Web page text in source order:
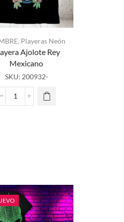
o
negra
, Playeras Neón
Ajolote Rey
Mexicano
SKU: 200932-
Playera